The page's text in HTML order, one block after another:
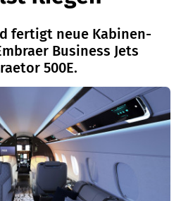
fertigt neue Kabinen-
Business Jets
500E.